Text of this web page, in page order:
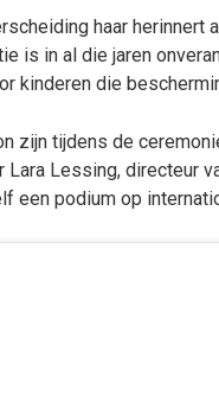
haar herinnert
is in al die jaren
kinderen die
zijn tijdens de
Lessing, directeur
een podium op